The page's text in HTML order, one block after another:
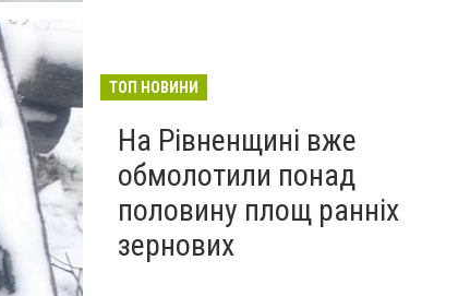
ТОП НОВИНИ
На Рівненщині вже
обмолотили понад
половину площ ранніх
зернових